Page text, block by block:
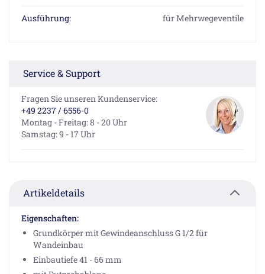
Ausführung: für Mehrwegeventile
Service & Support
Fragen Sie unseren Kundenservice:
+49 2237 / 6556-0
Montag - Freitag: 8 - 20 Uhr
Samstag: 9 - 17 Uhr
Artikeldetails
Eigenschaften:
Grundkörper mit Gewindeanschluss G 1/2 für
Wandeinbau
Einbautiefe 41 - 66 mm